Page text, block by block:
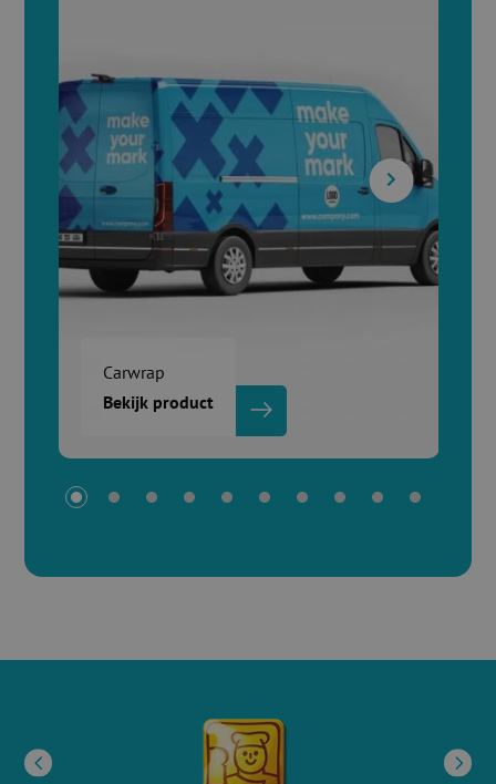
Carwrap
Bekijk product